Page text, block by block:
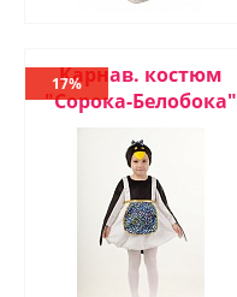
Карнав. костюм
"Сорока-Белобока"
17%